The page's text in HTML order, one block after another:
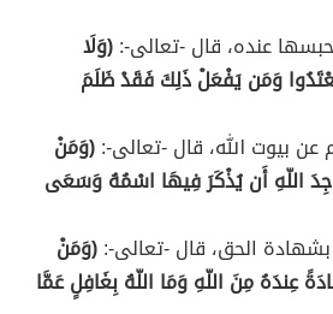
عنده، قال -تعالى-:(وَلَا
وَمَن يَفْعَلْ ذَلِكَ فَقَدْ ظَلَمَ
بيوت الله، قال -تعالى-:(وَمَنْ
اللّهِ أَن يُذْكَرَ فِيهَا اسْمُهُ وَسَعَى
الحق، قال -تعالى-:(وَمَنْ
عِندَهُ مِنَ اللّهِ وَمَا اللّهُ بِغَافِلٍ عَمَّا